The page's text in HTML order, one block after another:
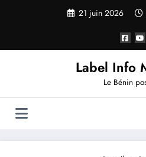
21 juin 2026
Label Info
Le Bénin